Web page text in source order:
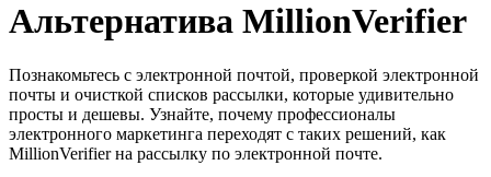
Альтернатива MillionVerifier
Познакомьтесь с электронной почтой, проверкой электронной
почты и очисткой списков рассылки, которые удивительно
просты и дешевы. Узнайте, почему профессионалы
электронного маркетинга переходят с таких решений, как
MillionVerifier на рассылку по электронной почте.